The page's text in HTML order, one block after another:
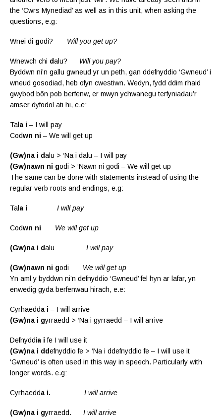
the ‘Cwrs Mynediad’ as well as in this unit, when asking the
questions, e.g:
Wnei di godi? Will you get up?
Wnewch chi dalu? Will you pay?
Byddwn ni’n gallu gwneud yr un peth, gan ddefnyddio ‘Gwneud’ i
wneud gosodiad, heb ofyn cwestiwn. Wedyn, fydd ddim rhaid
gwybod bôn pob berfenw, er mwyn ychwanegu terfyniadau’r
amser dyfodol ati hi, e.e:
Tala i – I will pay
Codwn ni – We will get up
(Gw)na i dalu > ‘Na i dalu – I will pay
(Gw)nawn ni godi > ‘Nawn ni godi – We will get up
The same can be done with statements instead of using the
regular verb roots and endings, e.g:
Tala i I will pay
Codwn ni We will get up
(Gw)na i dalu I will pay
(Gw)nawn ni godi We will get up
Yn aml y byddwn ni’n defnyddio ‘Gwneud’ fel hyn ar lafar, yn
enwedig gyda berfenwau hirach, e.e:
Cyrhaedda i – I will arrive
(Gw)na i gyrraedd > ‘Na i gyrraedd – I will arrive
Defnyddia i fe I will use it
(Gw)na i ddefnyddio fe > ‘Na i ddefnyddio fe – I will use it
‘Gwneud’ is often used in this way in speech. Particularly with
longer words. e.g:
Cyrhaedda i. I will arrive
(Gw)na i gyrraedd. I will arrive